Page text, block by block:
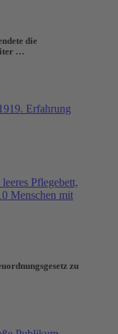
die
…
zu